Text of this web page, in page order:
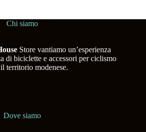
Chi siamo
Store vantiamo un’esperienza
di biciclette e accessori per ciclismo
territorio modenese.
Dove siamo